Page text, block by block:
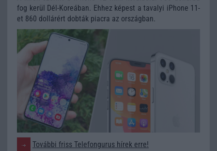
fog kerül Dél-Koreában. Ehhez képest a tavalyi iPhone 11-
et 860 dollárért dobták piacra az országban.
További friss Telefongurus hírek erre!